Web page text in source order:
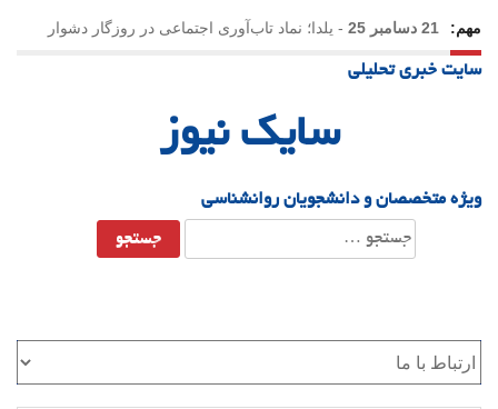
مهم: 21 دسامبر 25 - یلدا؛ نماد تاب‌آوری اجتماعی در روزگار دشوار
سایت خبری تحلیلی
سایک نیوز
ویژه متخصصان و دانشجویان روانشناسی
جستجو
برای: